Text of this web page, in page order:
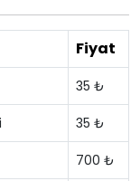
Fiyat
35 ₺
35 ₺
700 ₺